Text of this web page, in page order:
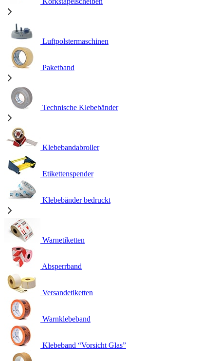
Luftpolstermaschinen
Paketband
Technische Klebebänder
Klebebandabroller
Etikettenspender
Klebebänder bedruckt
Warnetiketten
Absperrband
Versandetiketten
Warnklebeband
Klebeband “Vorsicht Glas”